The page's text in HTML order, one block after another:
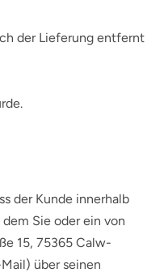
der Lieferung entfernt
der Kunde innerhalb
Sie oder ein von
15, 75365 Calw-
über seinen